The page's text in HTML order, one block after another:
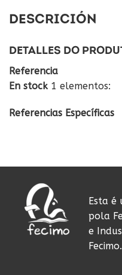
DESCRICIÓN
DETALLES DO
Referencia
En stock 1 elementos:
Referencias Específicas
Esta é
pola
e
Fecimo.